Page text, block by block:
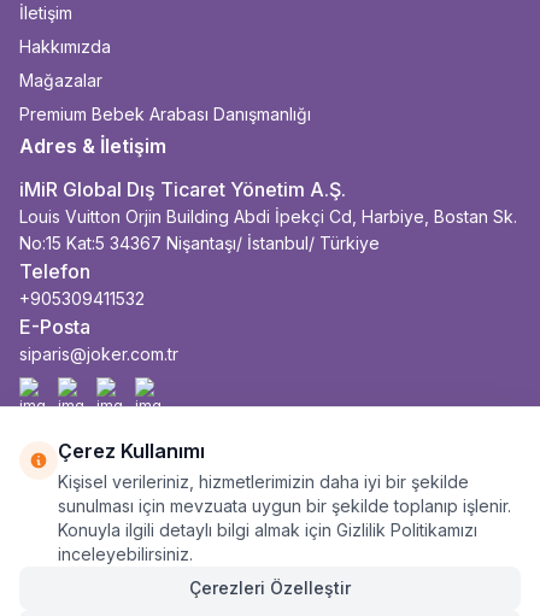
İletişim
Hakkımızda
Mağazalar
Premium Bebek Arabası Danışmanlığı
Adres & İletişim
iMiR Global Dış Ticaret Yönetim A.Ş.
Louis Vuitton Orjin Building Abdi İpekçi Cd, Harbiye, Bostan Sk.
No:15 Kat:5 34367 Nişantaşı/ İstanbul/ Türkiye
Telefon
+905309411532
E-Posta
siparis@joker.com.tr
Facebook
İnstagram
YoutubeLinkedin
Çerez Kullanımı
Kişisel verileriniz, hizmetlerimizin daha iyi bir şekilde
sunulması için mevzuata uygun bir şekilde toplanıp işlenir.
Konuyla ilgili detaylı bilgi almak için Gizlilik Politikamızı
inceleyebilirsiniz.
Çerezleri Özelleştir